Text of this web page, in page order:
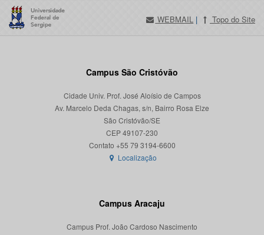
WEBMAIL | Topo do Site
Campus São Cristóvão
Cidade Univ. Prof. José Aloísio de Campos
Av. Marcelo Deda Chagas, s/n, Bairro Rosa Elze
São Cristóvão/SE
CEP 49107-230
Localização
Campus Aracaju
Campus Prof. João Cardoso Nascimento